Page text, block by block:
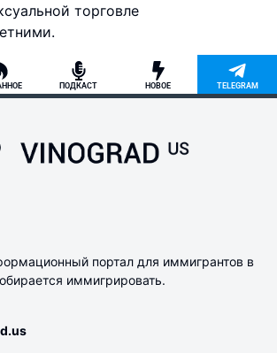
торговле
ПОДКАСТ НОВОЕ TELEGRAM
портал для иммигрантов в
иммигрировать.